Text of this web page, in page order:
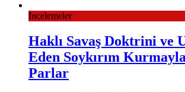
İncelemeler
Haklı Savaş Doktrini ve
Eden Soykırım
Parlar